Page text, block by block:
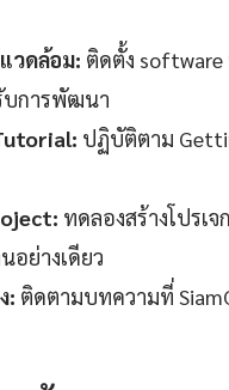
วดล้อม: ติดตั้ง software
บการพัฒนา
ปฏิบัติตาม
ทดลองสร้างโปรเ
อย่างเดียว
: ติดตามบทความที่